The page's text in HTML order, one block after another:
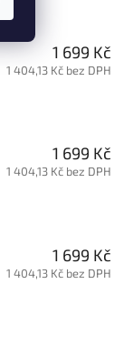
1 699 Kč
1 404,13 Kč bez DPH
1 699 Kč
1 404,13 Kč bez DPH
1 699 Kč
1 404,13 Kč bez DPH